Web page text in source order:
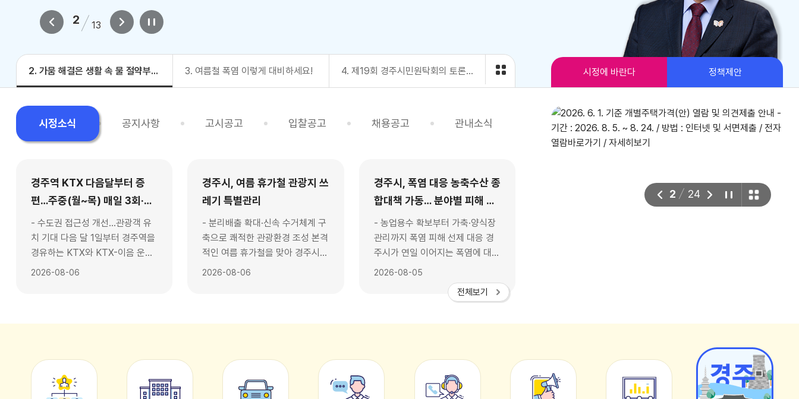
2 13
2. 가뭄 해결은 생활 속 물 절약부터! 생활 속 물절약 실천요령 3. 여름철 폭염 이렇게 대비하세요! 4. 제19회 경주시민원탁회의 토론참가자 모집 5. 2027년도 주민참여예산 편성 및 재정운영 방향 등에 관한 시민 설문 조사
시정에 바란다 정책제안
시정소식
경주역 KTX 다음달부터 증
편…주중(월~목) 매일 3회·주
말(금~일) 매일 5회 늘어난
다?
- 수도권 접근성 개선…관광객 유
치 기대 다음 달 1일부터 경주역을
경유하는 KTX와 KTX-이음 운행
횟수가 늘어나면서 수도권 접근성
KTX-이음(준고속) 운행이 편도
(금~일) 매일 5회 증편된다고 6일
밝혔다. 이번 조정은 9월 1일부터
시행된다. 현재 경주역 KTX는 주
2026-08-06
경주시, 여름 휴가철 관광지 쓰
레기 특별관리
- 분리배출 확대·신속 수거체계 구
축으로 쾌적한 관광환경 조성 본격
적인 여름 휴가철을 맞아 경주시가
관광객과 시민이 많이 찾는 행락지
'여름철 행락지 쓰레기 관리대
번 대책은 휴가철 관광객 증가로
일시적으로 늘어나는 생활쓰레기
에 선제적으로 대응하고, 쾌적한
2026-08-06
경주시, 폭염 대응 농축수산 종
합대책 가동… 분야별 피해 최
소화 총력
- 농업용수 확보부터 가축·양식장
관리까지 폭염 피해 선제 대응 경
주시가 연일 이어지는 폭염에 대응
해 농축수산 분야 피해 최소화를
위한 종합대책을 가동했다. 경주시
는 농작물과 축산, 양식장 등 분야
과 긴급 대응체계를 운영하고 있다
는 농업재해대책상황실 운영과 취
약시설 점검을 강화하고, 가뭄에
대비한 농업용수 저장시설과 밭작
2026-08-05
전체보기
공지사항 고시공고 입찰공고 채용공고 관내소식
2 24